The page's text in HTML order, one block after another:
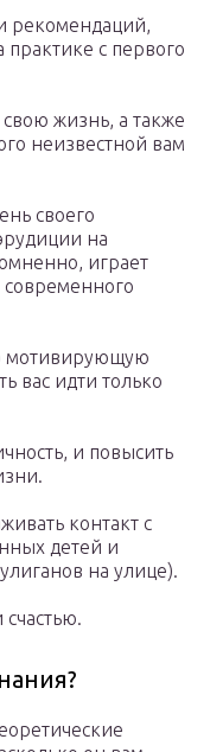
рекомендаций,
с первого
жизнь, а также
неизвестной вам
своего
на
играет
мотивирующую
вас идти только
и повысить
контакт с
детей и
на улице).